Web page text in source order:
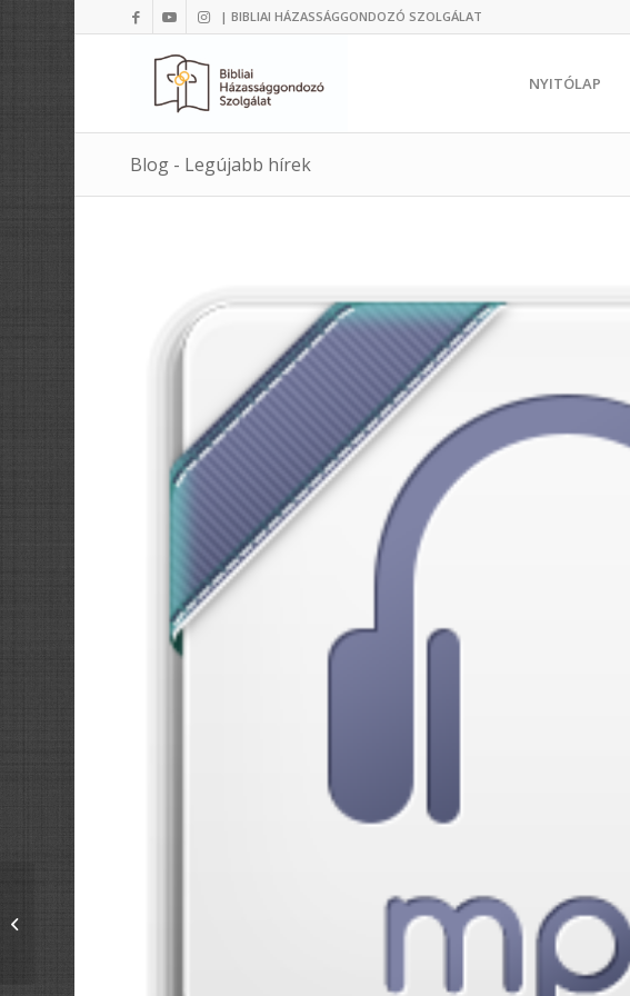
| BIBLIAI HÁZASSÁGGONDOZÓ SZOLGÁLAT
NYITÓLAP
Blog - Legújabb hírek